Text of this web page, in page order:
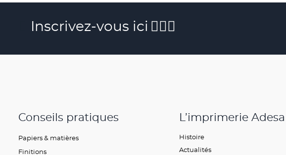
Inscrivez-vous ici
Conseils pratiques
Papiers & matières
Finitions
L’imprimerie Adesa
Histoire
Actualités